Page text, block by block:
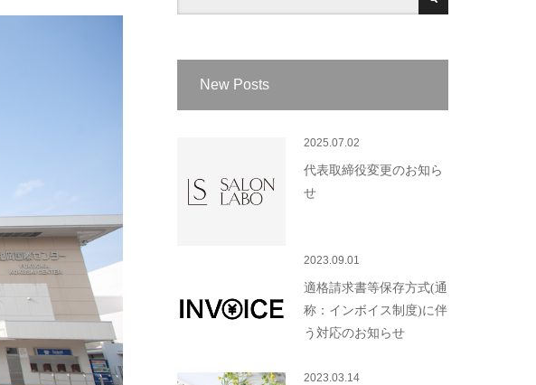
New Posts
2025.07.02
代表取締役変更のお知ら
せ
2023.09.01
適格請求書等保存方式(通
称：インボイス制度)に伴
う対応のお知らせ
2023.03.14